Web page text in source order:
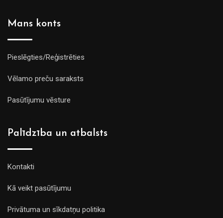
Mans konts
Pieslēgties/Reģistrēties
Vēlamo preču saraksts
Pasūtījumu vēsture
Palīdzība un atbalsts
Kontakti
Kā veikt pasūtījumu
Privātuma un sīkdatņu politika